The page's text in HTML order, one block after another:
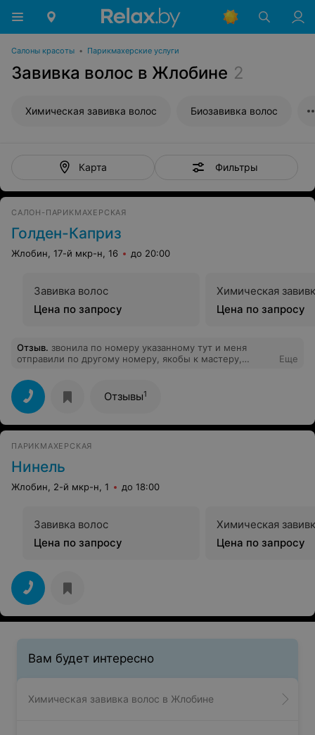
Салоны красоты • Парикмахерские услуги
Завивка волос в Жлобине 2
Химическая завивка волос Биозавивка волос
Карта Фильтры
САЛОН-ПАРИКМАХЕРСКАЯ
Голден-Каприз
Жлобин, 17-й мкр-н, 16 до 20:00
Завивка волос
Цена по запросу
Химическая
Цена по запросу
Отзыв. звонила по номеру указанному тут и меня
отправили по другому номеру, якобы к мастеру,
оскорбился, что я назвала их заведение Зеркало,а не
Каприз и бросил трубку, даже не дослушав меня.
Еще
Отзывы1
ПАРИКМАХЕРСКАЯ
Нинель
Жлобин, 2-й мкр-н, 1 до 18:00
Завивка волос
Цена по запросу
Химическая
Цена по запросу
Вам будет интересно
Химическая завивка волос в Жлобине